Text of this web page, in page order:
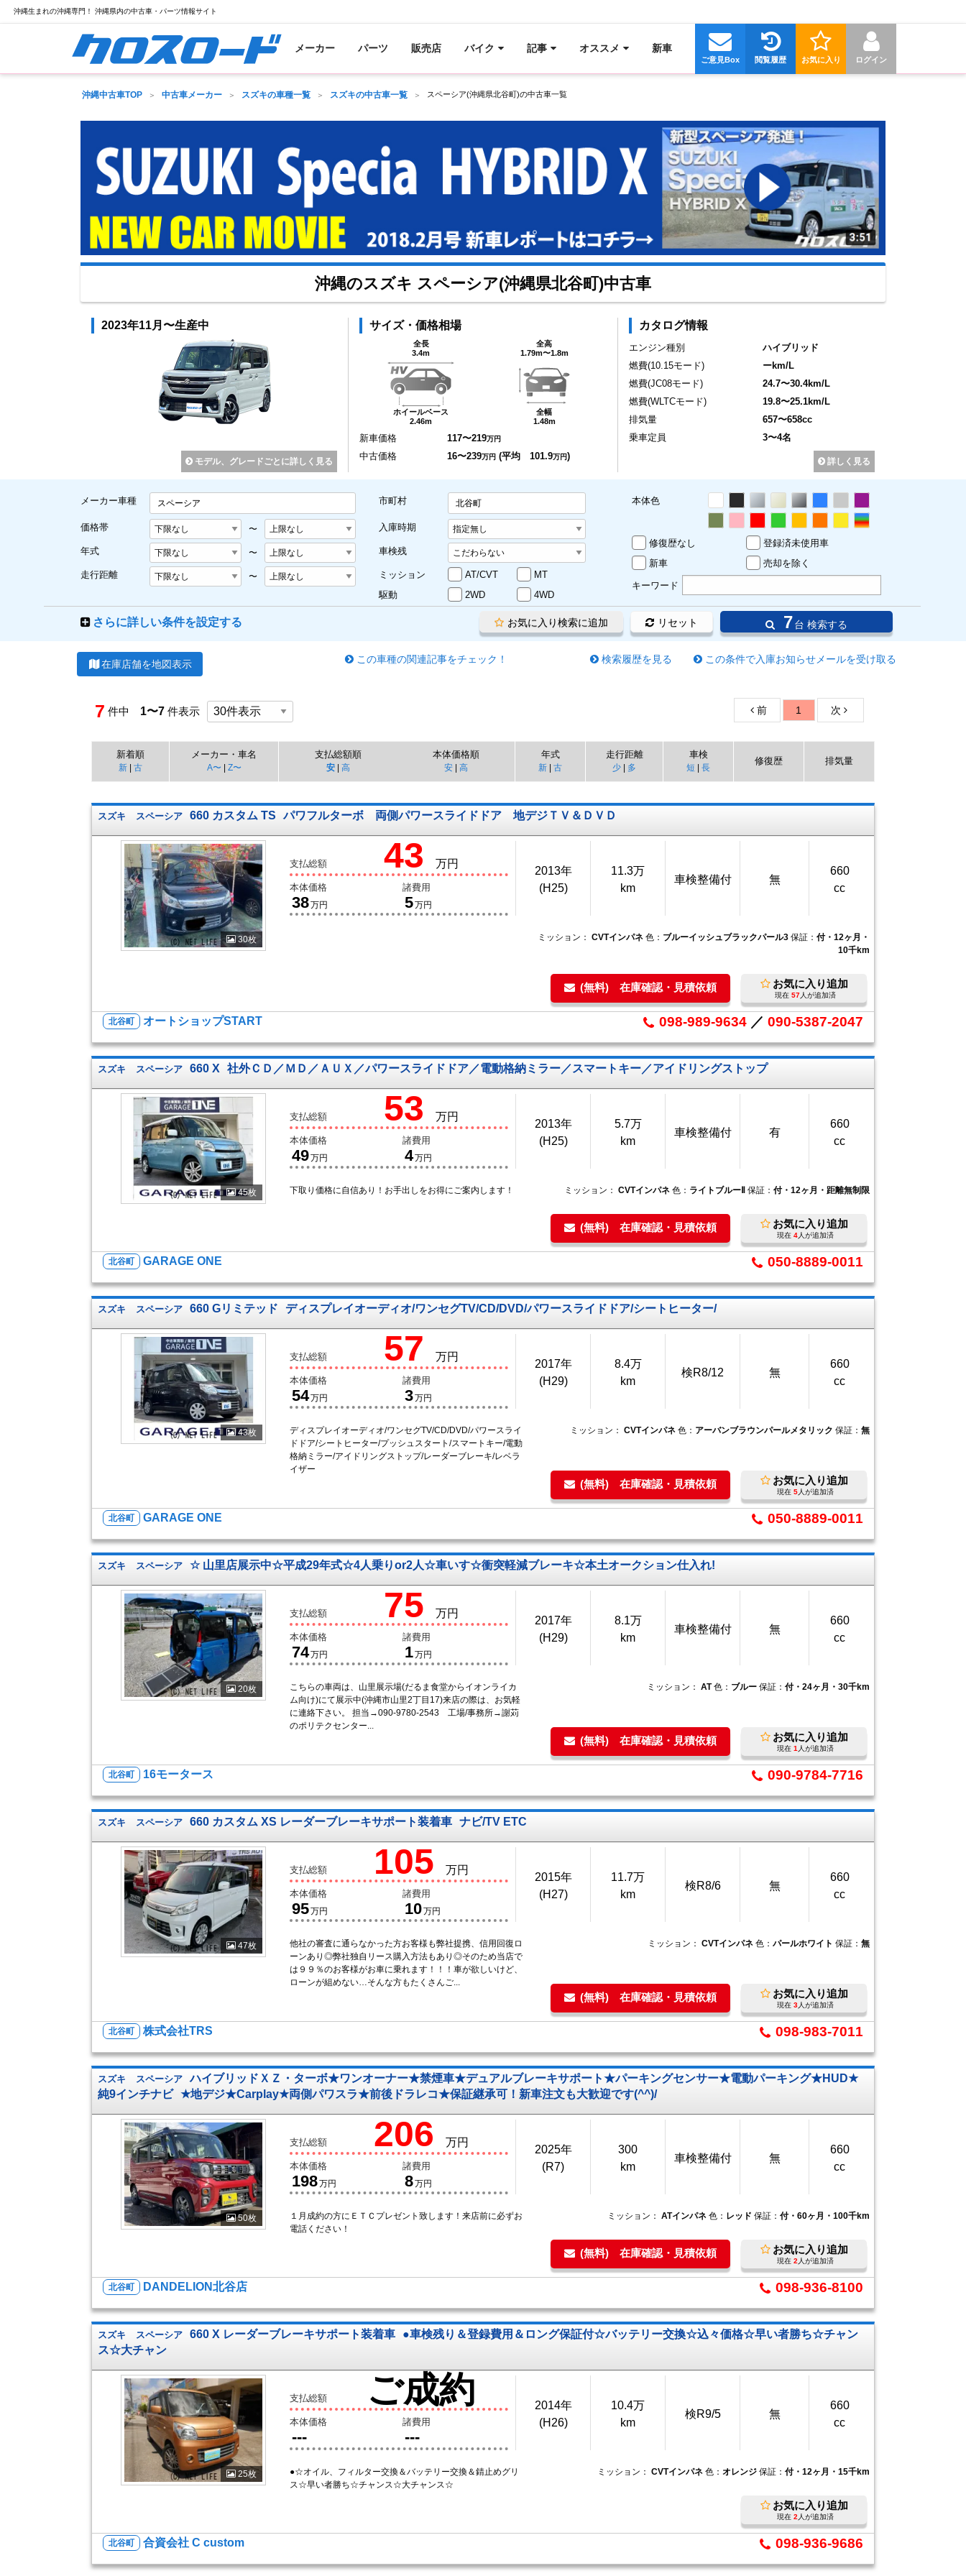
沖縄生まれの沖縄専門！ 沖縄県内の中古車・パーツ情報サイト
メーカー パーツ 販売店 バイク 記事 オススメ 新車
ログイン
お気に入り
閲覧履歴
ご意見Box
沖縄中古車TOP 中古車メーカー スズキの車種一覧 スズキの中古車一覧 スペーシア(沖縄県北谷町)の中古車一覧
沖縄のスズキ スペーシア(沖縄県北谷町)中古車
2023年11月〜生産中
モデル、グレードごとに詳しく見る
サイズ・価格相場
全長
3.4m
ホイールベース
2.46m
全高
1.79m〜1.8m
全幅
1.48m
新車価格 117〜219万円
中古価格 16〜239万円 (平均 101.9万円)
カタログ情報
エンジン種別
ハイブリッド
燃費(10.15モード)
ーkm/L
燃費(JC08モード)
24.7〜30.4km/L
燃費(WLTCモード)
19.8〜25.1km/L
排気量
657〜658cc
乗車定員
3〜4名
詳しく見る
メーカー車種 スペーシア
価格帯 〜
年式 〜
走行距離 〜
市町村 北谷町
入庫時期
車検残
ミッション AT/CVT
MT
駆動
2WD 4WD
本体色
修復歴なし
登録済未使用車
新車
売却を除く
キーワード
さらに詳しい条件を設定する 7台 検索する
リセット
お気に入り検索に追加
在庫店舗を地図表示 この条件で入庫お知らせメールを受け取る
検索履歴を見る
この車種の関連記事をチェック！
7 件中 1〜7 件表示 前 1 次
新着順
新 古
メーカー・車名
A〜| Z〜
支払総額順
安| 高
本体価格順
安| 高
年式
新 古
走行距離
少 多
車検
短 長
修復歴 排気量
スズキ スペーシア 660 カスタム TS パワフルターボ 両側パワースライドドア 地デジＴＶ＆ＤＶＤ
30枚
支払総額 43 万円
本体価格
38万円
諸費用
5万円
2013年
(H25)
11.3万
km
車検整備付 無
660
cc
ミッション： CVTインパネ 色： ブルーイッシュブラックパール3 保証： 付・12ヶ月・
10千km
(無料) 在庫確認・見積依頼 お気に入り追加
現在 57人が追加済
北谷町 オートショップSTART 098-989-9634 ／ 090-5387-2047
スズキ スペーシア 660 X 社外ＣＤ／ＭＤ／ＡＵＸ／パワースライドドア／電動格納ミラー／スマートキー／アイドリングストップ
45枚
支払総額 53 万円
本体価格
49万円
諸費用
4万円
2013年
(H25)
5.7万
km
車検整備付 有
660
cc
下取り価格に自信あり！お手出しをお得にご案内します！ ミッション： CVTインパネ 色： ライトブルーⅡ 保証： 付・12ヶ月・距離無制限
(無料) 在庫確認・見積依頼 お気に入り追加
現在 4人が追加済
北谷町 GARAGE ONE 050-8889-0011
スズキ スペーシア 660 Gリミテッド ディスプレイオーディオ/ワンセグTV/CD/DVD/パワースライドドア/シートヒーター/
43枚
支払総額 57 万円
本体価格
54万円
諸費用
3万円
2017年
(H29)
8.4万
km
検R8/12 無
660
cc
ディスプレイオーディオ/ワンセグTV/CD/DVD/パワースライ
ドドア/シートヒーター/プッシュスタート/スマートキー/電動
格納ミラー/アイドリングストップ/レーダーブレーキ/レベラ
イザー
ミッション： CVTインパネ 色： アーバンブラウンパールメタリック 保証： 無
(無料) 在庫確認・見積依頼 お気に入り追加
現在 5人が追加済
北谷町 GARAGE ONE 050-8889-0011
スズキ スペーシア ☆ 山里店展示中☆平成29年式☆4人乗りor2人☆車いす☆衝突軽減ブレーキ☆本土オークション仕入れ!
20枚
支払総額 75 万円
本体価格
74万円
諸費用
1万円
2017年
(H29)
8.1万
km
車検整備付 無
660
cc
こちらの車両は、山里展示場(だるま食堂からイオンライカ
ム向け)にて展示中(沖縄市山里2丁目17)来店の際は、お気軽
に連絡下さい。 担当→090-9780-2543 工場/事務所→謝苅
のポリテクセンター...
ミッション： AT 色： ブルー 保証： 付・24ヶ月・30千km
(無料) 在庫確認・見積依頼 お気に入り追加
現在 1人が追加済
北谷町 16モータース 090-9784-7716
スズキ スペーシア 660 カスタム XS レーダーブレーキサポート装着車 ナビ/TV ETC
47枚
支払総額 105 万円
本体価格
95万円
諸費用
10万円
2015年
(H27)
11.7万
km
検R8/6 無
660
cc
他社の審査に通らなかった方お客様も弊社提携、信用回復ロ
ーンあり◎弊社独自リース購入方法もあり◎そのため当店で
は９９％のお客様がお車に乗れます！！！車が欲しいけど、
ローンが組めない…そんな方もたくさんご...
ミッション： CVTインパネ 色： パールホワイト 保証： 無
(無料) 在庫確認・見積依頼 お気に入り追加
現在 3人が追加済
北谷町 株式会社TRS 098-983-7011
スズキ スペーシア
ハイブリッドＸＺ・ターボ★ワンオーナー★禁煙車★デュアルブレーキサポート★パーキングセンサー★電動パーキング★HUD★
純9インチナビ ★地デジ★Carplay★両側パワスラ★前後ドラレコ★保証継承可！新車注文も大歓迎です(^^)/
50枚
支払総額 206 万円
本体価格
198万円
諸費用
8万円
2025年
(R7)
300
km
車検整備付 無
660
cc
１月成約の方にＥＴＣプレゼント致します！来店前に必ずお
電話ください！
ミッション： ATインパネ 色： レッド 保証： 付・60ヶ月・100千km
(無料) 在庫確認・見積依頼 お気に入り追加
現在 2人が追加済
北谷町 DANDELION北谷店 098-936-8100
スズキ スペーシア 660 X レーダーブレーキサポート装着車
●車検残り＆登録費用＆ロング保証付☆バッテリー交換☆込々価格☆早い者勝ち☆チャン
ス☆大チャン
25枚
支払総額 ご成約
本体価格
---
諸費用
---
2014年
(H26)
10.4万
km
検R9/5 無
660
cc
●☆オイル、フィルター交換＆バッテリー交換＆錆止めグリ
ス☆早い者勝ち☆チャンス☆大チャンス☆
ミッション： CVTインパネ 色： オレンジ 保証： 付・12ヶ月・15千km
お気に入り追加
現在 2人が追加済
北谷町 合資会社 C custom 098-936-9686